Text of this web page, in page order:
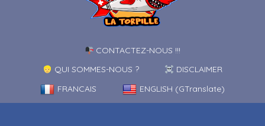
CONTACTEZ-NOUS !!!
QUI SOMMES-NOUS ?
DISCLAIMER
FRANCAIS
ENGLISH (GTranslate)